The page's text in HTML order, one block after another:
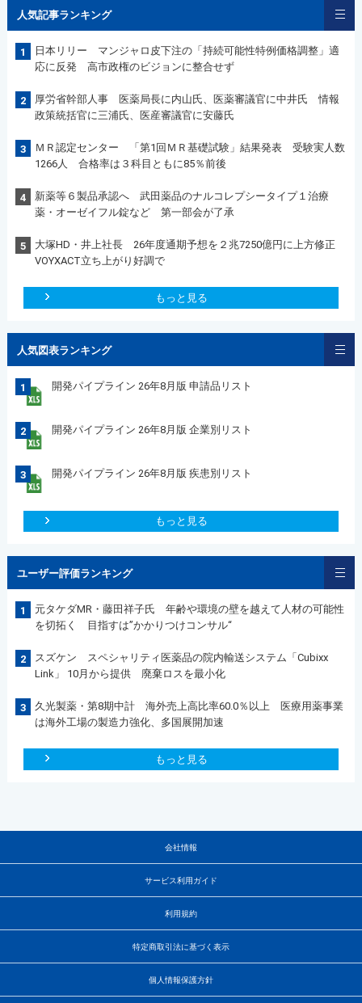
人気記事ランキング
1
日本リリー マンジャロ皮下注の「持続可能性特例価格調整」適
応に反発 高市政権のビジョンに整合せず
2
厚労省幹部人事 医薬局長に内山氏、医薬審議官に中井氏 情報
政策統括官に三浦氏、医産審議官に安藤氏
3
ＭＲ認定センター 「第1回ＭＲ基礎試験」結果発表 受験実人数
1266人 合格率は３科目ともに85％前後
4
新薬等６製品承認へ 武田薬品のナルコレプシータイプ１治療
薬・オーゼイフル錠など 第一部会が了承
5
大塚HD・井上社長 26年度通期予想を２兆7250億円に上方修正
VOYXACT立ち上がり好調で
もっと見る
人気図表ランキング
1 開発パイプライン 26年8月版 申請品リスト
2 開発パイプライン 26年8月版 企業別リスト
3 開発パイプライン 26年8月版 疾患別リスト
もっと見る
ユーザー評価ランキング
1
元タケダMR・藤田祥子氏 年齢や環境の壁を越えて人材の可能性
を切拓く 目指すは”かかりつけコンサル“
2
スズケン スペシャリティ医薬品の院内輸送システム「Cubixx
Link」 10月から提供 廃棄ロスを最小化
3
久光製薬・第8期中計 海外売上高比率60.0％以上 医療用薬事業
は海外工場の製造力強化、多国展開加速
もっと見る
会社情報
サービス利用ガイド
利用規約
特定商取引法に基づく表示
個人情報保護方針